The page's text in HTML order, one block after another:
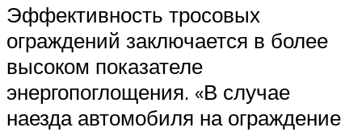
Эффективность тросовых
ограждений заключается в более
высоком показателе
энергопоглощения. «В случае
наезда автомобиля на ограждение